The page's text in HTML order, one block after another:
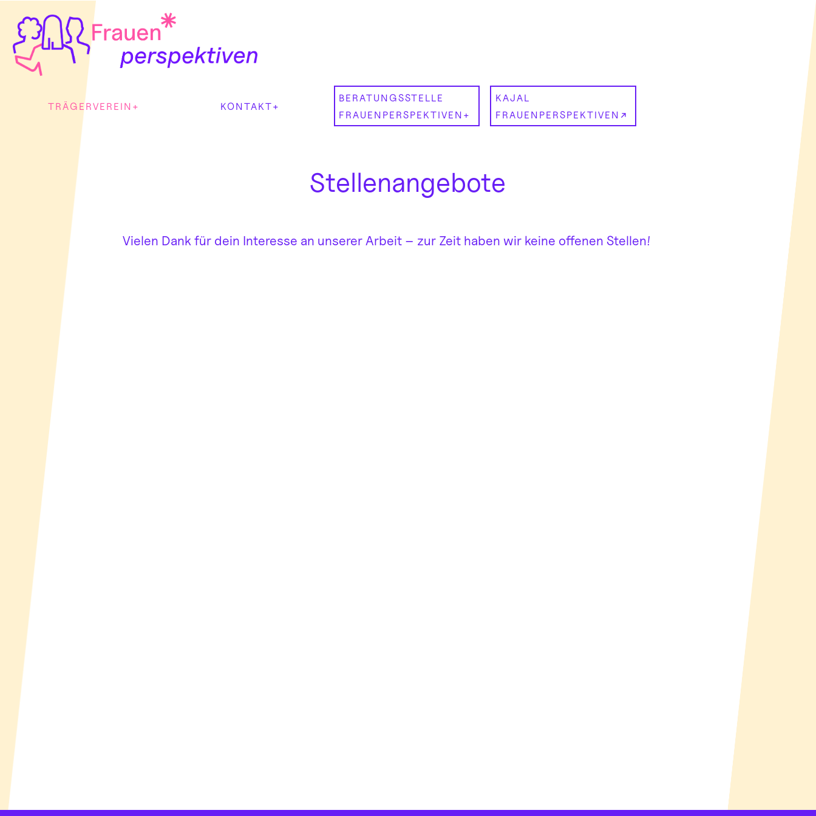
Zum
Inhalt
springen
TRÄGERVEREIN KONTAKT
BERATUNGSSTELLE
FRAUENPERSPEKTIVEN
KAJAL
FRAUENPERSPEKTIVEN
Stellenangebote
Vielen Dank für dein Interesse an unserer Arbeit – zur Zeit haben wir keine offenen Stellen!